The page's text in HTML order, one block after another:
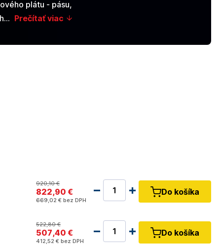
plátu - pásu,
Prečítať viac
920,10 €
822,90 €
669 ,02 € bez DPH
Do košíka
522,80 €
507,40 €
412 ,52 € bez DPH
Do košíka